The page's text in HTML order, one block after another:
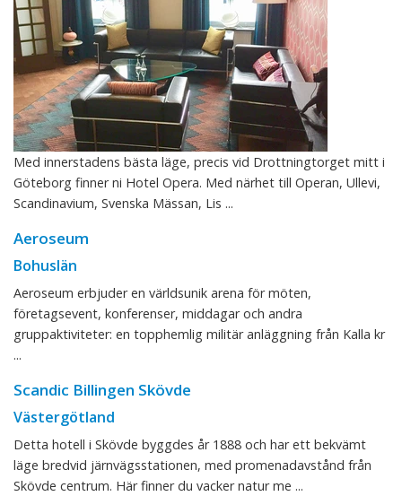
Med innerstadens bästa läge, precis vid Drottningtorget mitt i
Göteborg finner ni Hotel Opera. Med närhet till Operan, Ullevi,
Scandinavium, Svenska Mässan, Lis ...
Aeroseum
Bohuslän
Aeroseum erbjuder en världsunik arena för möten,
företagsevent, konferenser, middagar och andra
gruppaktiviteter: en topphemlig militär anläggning från Kalla kr
...
Scandic Billingen Skövde
Västergötland
Detta hotell i Skövde byggdes år 1888 och har ett bekvämt
läge bredvid järnvägsstationen, med promenadavstånd från
Skövde centrum. Här finner du vacker natur me ...